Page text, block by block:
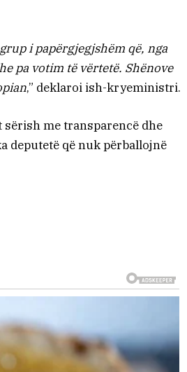
i papërgjegjshëm që, nga
pa votim të vërtetë. Shënove
,” deklaroi ish-kryeministri.
me transparencë dhe
deputetë që nuk përballojnë